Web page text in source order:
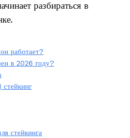
разбираться в
работает?
в 2026 году?
стейкинга